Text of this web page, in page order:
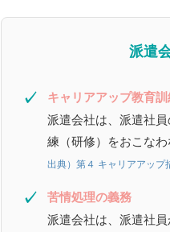
派遣
✓ キャリアアップ教育
派遣会社は、派遣社
練（研修）をおこなわ
出典）第４ キャリアアップ
✓ 苦情処理の義務
派遣会社は、派遣社